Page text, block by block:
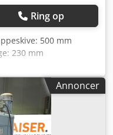
Ring op
500 mm
230 mm
min Arbejdsttryk: 0-
MASCHINEN CH
Annoncer